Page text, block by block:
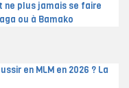
ne plus jamais se faire
ou à Bamako
en MLM en 2026 ? La